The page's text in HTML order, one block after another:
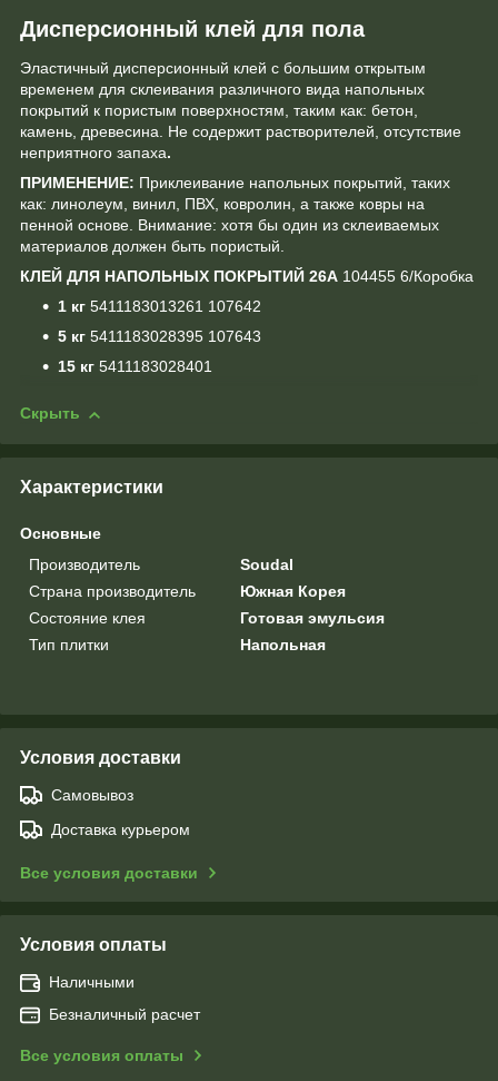
Дисперсионный клей для пола
Эластичный дисперсионный клей с большим открытым
временем для склеивания различного вида напольных
покрытий к пористым поверхностям, таким как: бетон,
камень, древесина. Не содержит растворителей, отсутствие
неприятного запаха.
ПРИМЕНЕНИЕ: Приклеивание напольных покрытий, таких
как: линолеум, винил, ПВХ, ковролин, а также ковры на
пенной основе. Внимание: хотя бы один из склеиваемых
материалов должен быть пористый.
КЛЕЙ ДЛЯ НАПОЛЬНЫХ ПОКРЫТИЙ 26А 104455 6/Коробка
1 кг 5411183013261 107642
5 кг 5411183028395 107643
15 кг 5411183028401
Скрыть
Характеристики
Основные
Производитель
Soudal
Страна производитель
Южная Корея
Состояние клея
Готовая эмульсия
Тип плитки
Напольная
Условия доставки
Самовывоз
Доставка курьером
Все условия доставки
Условия оплаты
Наличными
Безналичный расчет
Все условия оплаты